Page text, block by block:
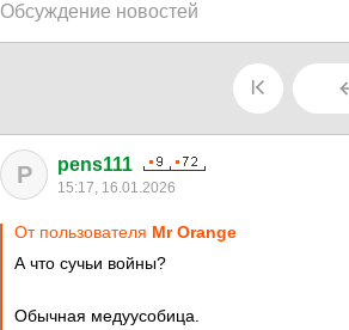
Обсуждение новостей
P pens111
15:17, 16.01.2026
От пользователя Мr Orange
А что сучьи войны?
Обычная медуусобица.